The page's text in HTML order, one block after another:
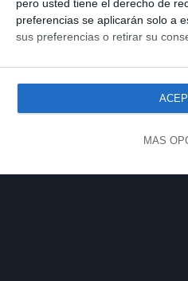
pero usted tiene el derecho de
preferencias se aplicarán solo a
sus preferencias o retirar su
"Privacidad" en la parte inferior
MÁS